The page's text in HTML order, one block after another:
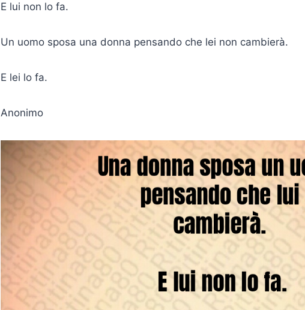
E lui non lo fa.
Un uomo sposa una donna pensando che lei non cambierà.
E lei lo fa.
Anonimo